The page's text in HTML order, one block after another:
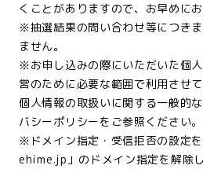
くことがありますので、お早めに
※抽選結果の問い合わせ等につき
ません。
※お申し込みの際にいただいた個
営のために必要な範囲で利用させ
個人情報の取扱いに関する一般的
バシーポリシーをご参照ください。
※ドメイン指定・受信拒否の設定
ehime.jp」のドメイン指定を解除